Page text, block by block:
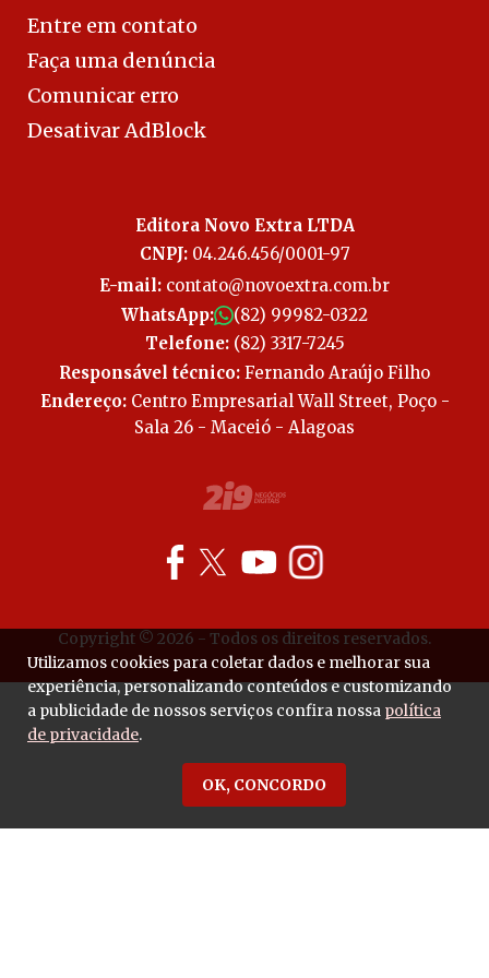
Entre em contato
Faça uma denúncia
Comunicar erro
Desativar AdBlock
Editora Novo Extra LTDA
CNPJ:04.246.456/0001-97
E-mail: contato@novoextra.com.br
WhatsApp:
(82) 99982-0322
Telefone:(82) 3317-7245
Responsável técnico: Fernando Araújo Filho
Endereço:Centro Empresarial Wall Street, Poço -
Sala 26 - Maceió - Alagoas
Copyright © 2026 - Todos os direitos reservados.
Utilizamos cookies para coletar dados e melhorar sua
experiência, personalizando conteúdos e customizando
a publicidade de nossos serviços confira nossa política
de privacidade.
OK, CONCORDO